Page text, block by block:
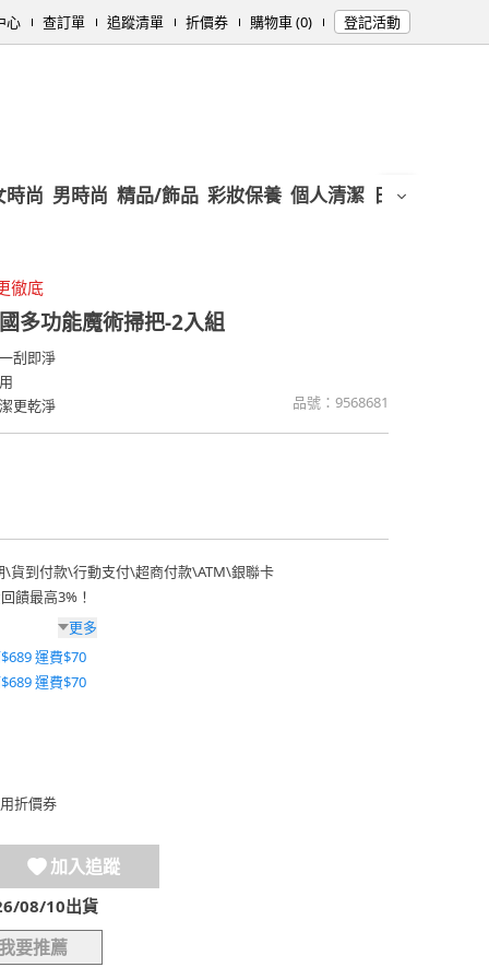
心 查訂單 追蹤清單 折價券 購物車 (0) 登記活動
時尚 男時尚 精品/飾品 彩妝保養 個人清潔 日用/紙品
徹底
多功能魔術掃把-2入組
刮即淨
更乾淨
品號： 9568681
\貨到付款\行動支付\超商付款\ATM\銀聯卡
饋最高3%！
更多
運費$70
運費$70
折價券
加入追蹤
08/10出貨
要推薦